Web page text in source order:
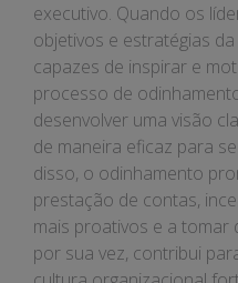
executivo. Quando os
objetivos e estratégias
capazes de inspirar e
processo de
desenvolver uma visão
de maneira eficaz para
disso, o odinhamento
prestação de contas,
mais proativos e a tomar
por sua vez, contribui